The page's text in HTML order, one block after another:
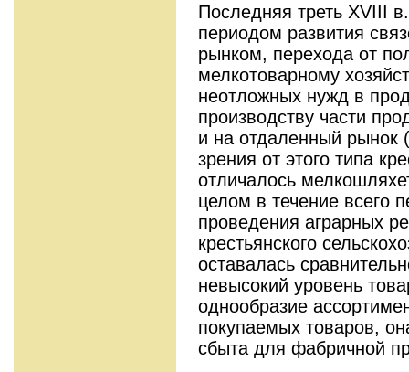
Последняя треть XVIII
периодом развития
рынком, перехода от
мелкотоварному
неотложных нужд в
производству части
и на отдаленный рынок
зрения от этого типа
отличалось
целом в течение всего
проведения аграрных
крестьянского
оставалась
невысокий уровень
однообразие
покупаемых товаров,
сбыта для фабричной